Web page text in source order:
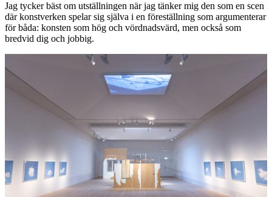
Jag tycker bäst om utställningen när jag tänker mig den som en scen
där konstverken spelar sig själva i en föreställning som argumenterar
för båda: konsten som hög och vördnadsvärd, men också som
bredvid dig och jobbig.